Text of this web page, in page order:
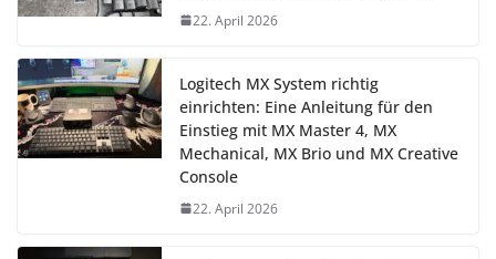
22. April 2026
Logitech MX System richtig
einrichten: Eine Anleitung für den
Einstieg mit MX Master 4, MX
Mechanical, MX Brio und MX Creative
Console
22. April 2026